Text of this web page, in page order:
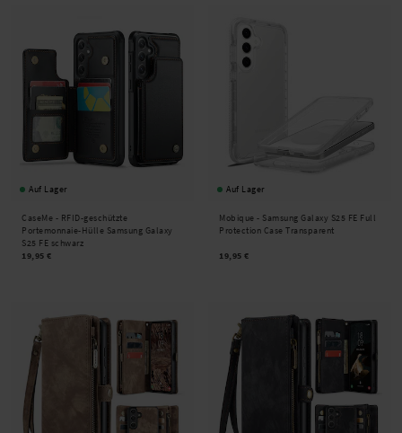
Auf Lager
CaseMe - RFID-geschützte
Portemonnaie-Hülle Samsung Galaxy
S25 FE schwarz
19,95 €
Auf Lager
Mobique - Samsung Galaxy S25 FE Full
Protection Case Transparent
19,95 €